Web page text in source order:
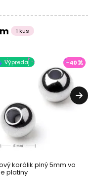
1 kus
Výpredaj -40
korálik plný 5mm vo
platiny